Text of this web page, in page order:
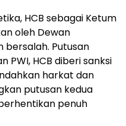
HCB sebagai Ketum
oleh Dewan
bersalah. Putusan
HCB diberi sanksi
harkat dan
putusan kedua
penuh